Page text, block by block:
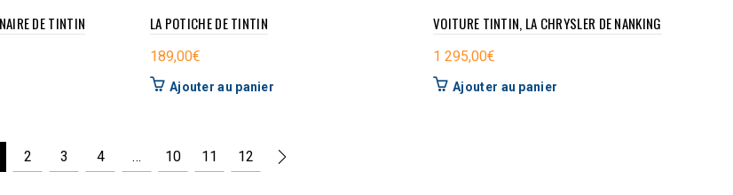
DE TINTIN LA POTICHE DE TINTIN
189,00€
Ajouter au panier
VOITURE TINTIN, LA CHRYSLER DE NANKING
1 295,00€
Ajouter au panier
2 3 4 … 10 11 12